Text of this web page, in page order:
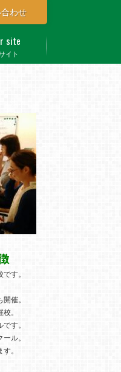
わせ
イト
site
す。
催。
。
す。
ル。
。